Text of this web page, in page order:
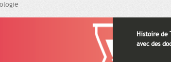
Histoire de
avec des